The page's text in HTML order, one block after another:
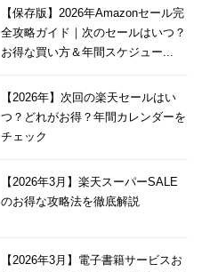
【保存版】2026年Amazonセール完
全攻略ガイド｜次のセールはいつ？
お得な買い方＆年間スケジュー...
【2026年】次回の楽天セールはい
つ？どれがお得？年間カレンダーを
チェック
【2026年3月】楽天スーパーSALE
のお得な攻略法を徹底解説
【2026年3月】電子書籍サービスお